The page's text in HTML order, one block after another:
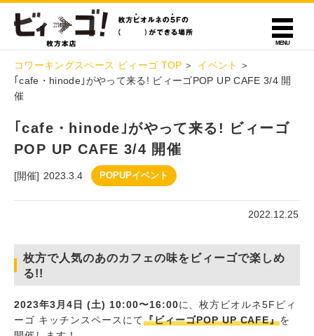
コワーキングスペース ビィーゴ TOP
イベント
｢cafe・hinode｣がやって来る! ビィーゴPOP UP CAFE 3/4 開
催
｢cafe・hinode｣がやって来る! ビィーゴ
POP UP CAFE 3/4 開催
[開催] 2023.3.4 POPUPイベント
2022.12.25
枚方で人気のあのカフェの味をビィーゴで楽しめ
る!!
2023年3月4日 (土) 10:00〜16:00に、枚方ビオルネ5Fビィ
ーゴ キッチンスペースにて『ビィーゴPOP UP CAFE』を